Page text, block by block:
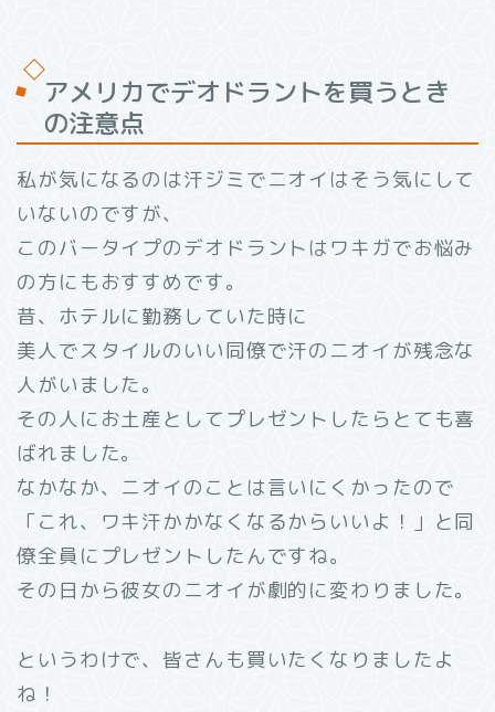
アメリカでデオドラントを買うとき
の注意点
私が気になるのは汗ジミでニオイはそう気にして
いないのですが、
このバータイプのデオドラントはワキガでお悩み
の方にもおすすめです。
昔、ホテルに勤務していた時に
美人でスタイルのいい同僚で汗のニオイが残念な
人がいました。
その人にお土産としてプレゼントしたらとても喜
ばれました。
なかなか、ニオイのことは言いにくかったので
「これ、ワキ汗かかなくなるからいいよ！」と同
僚全員にプレゼントしたんですね。
その日から彼女のニオイが劇的に変わりました。
というわけで、皆さんも買いたくなりましたよ
ね！